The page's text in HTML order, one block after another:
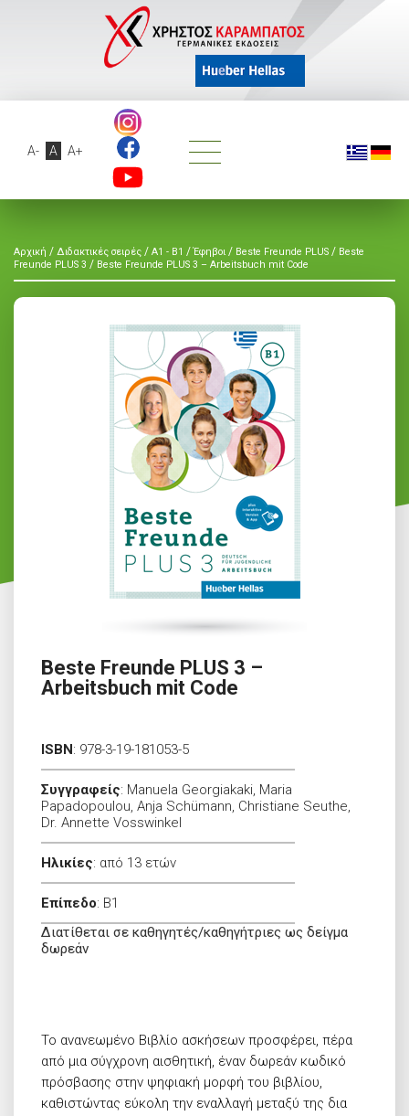
A- A A+
Αρχική / Διδακτικές σειρές / A1 - B1 / Έφηβοι / Beste Freunde PLUS / Beste
Freunde PLUS 3 / Beste Freunde PLUS 3 – Arbeitsbuch mit Code
Beste Freunde PLUS 3 –
Arbeitsbuch mit Code
ISBN: 978-3-19-181053-5
Συγγραφείς: Manuela Georgiakaki, Maria
Papadopoulou, Anja Schümann, Christiane Seuthe,
Dr. Annette Vosswinkel
Ηλικίες: από 13 ετών
Επίπεδο: B1
Διατίθεται σε καθηγητές/καθηγήτριες ως δείγμα
δωρεάν
Το ανανεωμένο Βιβλίο ασκήσεων προσφέρει, πέρα
από μια σύγχρονη αισθητική, έναν δωρεάν κωδικό
πρόσβασης στην ψηφιακή μορφή του βιβλίου,
καθιστώντας εύκολη την εναλλαγή μεταξύ της δια